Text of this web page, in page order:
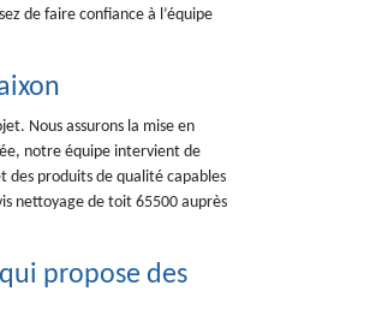
de faire confiance à l’équipe
Nous assurons la mise en
notre équipe intervient de
des produits de qualité capables
nettoyage de toit 65500 auprès
propose des